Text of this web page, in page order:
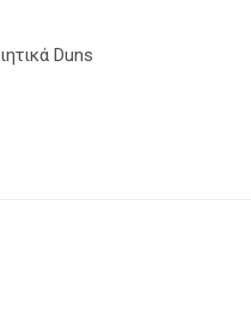
Duns